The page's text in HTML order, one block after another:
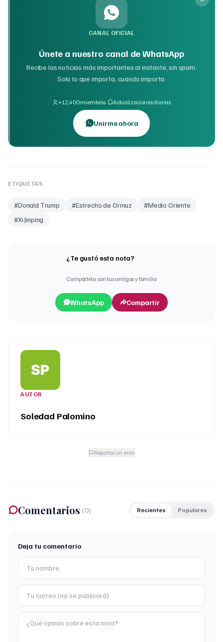
CANAL OFICIAL
Únete a nuestro canal de WhatsApp
Recibe las noticias más importantes al instante, sin spam.
Solo lo que importa, cuando importa.
+12,400 miembros· Actualizaciones diarias
Unirme ahora
ETIQUETAS
#Donald Trump #Estrecho de Ormuz #Medio Oriente
#Xi Jinping
¿Te gustó esta nota?
Compártela con tus amigos y familia
WhatsApp Compartir
AUTOR
Soledad Palomino
Reportar un error
Comentarios (0) Recientes Populares
Deja tu comentario